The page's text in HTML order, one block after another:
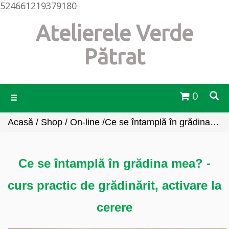
524661219379180
Atelierele Verde
Pătrat
Toggle
0
Acasă / Shop / On-line / ​Ce se întamplă în grădina mea? - curs practic de grădinărit, activare la cerere
​Ce se întamplă în grădina mea? -
curs practic de grădinărit, activare la
cerere